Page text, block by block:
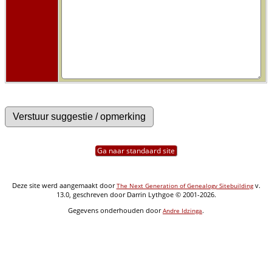
Ga naar standaard site
Deze site werd aangemaakt doorThe Next Generation of Genealogy Sitebuildingv.
13.0, geschreven door Darrin Lythgoe © 2001-2026.
Gegevens onderhouden doorAndre Idzinga.